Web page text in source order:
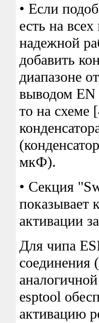
• Если
есть на
надежной
добавить
диапазоне
выводом
то на схеме
мкФ).
• Секция
показывает
активации
Для чипа
esptool
активацию